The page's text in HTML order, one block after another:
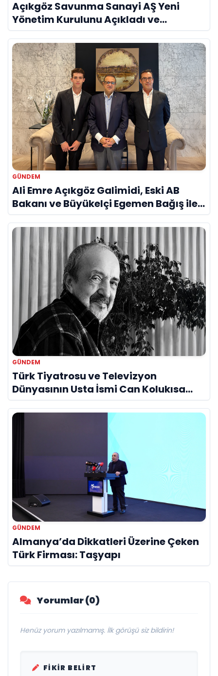
Açıkgöz Savunma Sanayi AŞ Yeni
Yönetim Kurulunu Açıkladı ve
Savunma Sanayinde Küresel Vizyon
Vurgusu
GÜNDEM
Ali Emre Açıkgöz Galimidi, Eski AB
Bakanı ve Büyükelçi Egemen Bağış ile
Bir Araya Geldi
GÜNDEM
Türk Tiyatrosu ve Televizyon
Dünyasının Usta İsmi Can Kolukısa
Hayatını Kaybetti
GÜNDEM
Almanya’da Dikkatleri Üzerine Çeken
Türk Firması: Taşyapı
Yorumlar (0)
Henüz yorum yazılmamış. İlk görüşü siz bildirin!
FIKIR BELIRT